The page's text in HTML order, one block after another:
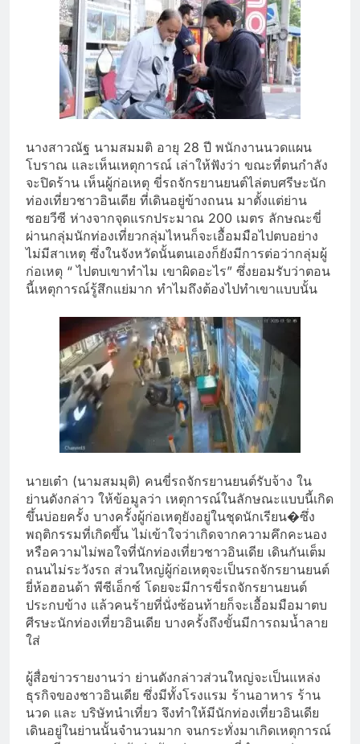
นางสาวณัฐ นามสมมติ อายุ 28 ปี พนักงานนวดแผน
โบราณ และเห็นเหตุการณ์ เล่าให้ฟังว่า ขณะที่ตนกำลัง
จะปิดร้าน เห็นผู้ก่อเหตุ ขี่รถจักรยานยนต์ไล่ตบศรีษะนัก
ท่องเที่ยวชาวอินเดีย ที่เดินอยู่ข้างถนน มาตั้งแต่ย่าน
ซอยวีซี ห่างจากจุดแรกประมาณ 200 เมตร ลักษณะขี่
ผ่านกลุ่มนักท่องเที่ยวกลุ่มไหนก็จะเอื้อมมือไปตบอย่าง
ไม่มีสาเหตุ ซึ่งในจังหวัดนั้นตนเองก็ยังมีการต่อว่ากลุ่มผู้
ก่อเหตุ “ ไปตบเขาทำไม เขาผิดอะไร” ซึ่งยอมรับว่าตอน
นี้เหตุการณ์รู้สึกแย่มาก ทำไมถึงต้องไปทำเขาแบบนั้น
นายเต๋า (นามสมมุติ) คนขี่รถจักรยานยนต์รับจ้าง ใน
ย่านดังกล่าว ให้ข้อมูลว่า เหตุการณ์ในลักษณะแบบนี้เกิด
ขึ้นบ่อยครั้ง บางครั้งผู้ก่อเหตุยังอยู่ในชุดนักเรียน�ซึ่ง
พฤติกรรมที่เกิดขึ้น ไม่เข้าใจว่าเกิดจากความคึกคะนอง
หรือความไม่พอใจที่นักท่องเที่ยวชาวอินเดีย เดินกันเต็ม
ถนนไม่ระวังรถ ส่วนใหญ่ผู้ก่อเหตุจะเป็นรถจักรยานยนต์
ยี่ห้อฮอนด้า พีซีเอ็กซ์ โดยจะมีการขี่รถจักรยานยนต์
ประกบข้าง แล้วคนร้ายที่นั่งซ้อนท้ายก็จะเอื้อมมือมาตบ
ศีรษะนักท่องเที่ยวอินเดีย บางครั้งถึงขั้นมีการถมน้ำลาย
ใส่
ผู้สื่อข่าวรายงานว่า ย่านดังกล่าวส่วนใหญ่จะเป็นแหล่ง
ธุรกิจของชาวอินเดีย ซึ่งมีทั้งโรงแรม ร้านอาหาร ร้าน
นวด และ บริษัทนำเที่ยว จึงทำให้มีนักท่องเที่ยวอินเดีย
เดินอยู่ในย่านนั้นจำนวนมาก จนกระทั่งมาเกิดเหตุการณ์